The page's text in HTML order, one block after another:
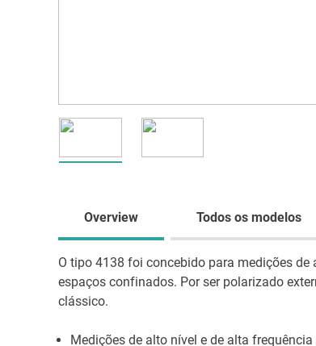
Overview Todos os modelos
O tipo 4138 foi concebido para medições
espaços confinados. Por ser polarizado
clássico.
Medições de alto nível e de alta frequência